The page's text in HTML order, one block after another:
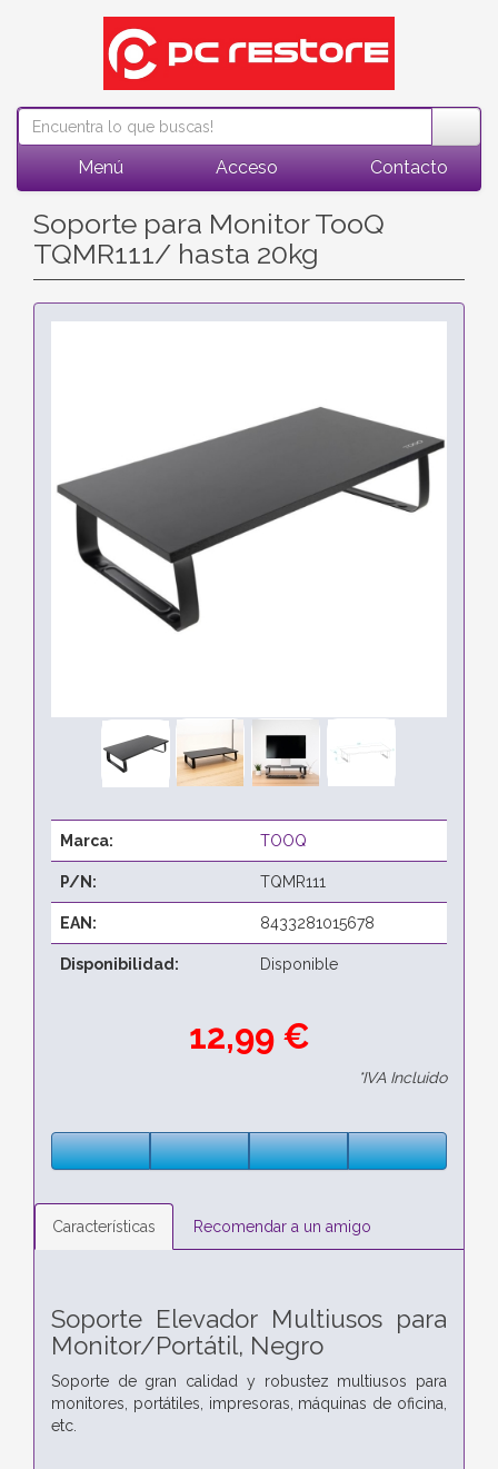
Menú Acceso Contacto
Soporte para Monitor TooQ
TQMR111/ hasta 20kg
Marca: TOOQ
P/N: TQMR111
EAN: 8433281015678
Disponibilidad: Disponible
12,99 €
*IVA Incluido
Características Recomendar a un amigo
Soporte Elevador Multiusos para
Monitor/Portátil, Negro
Soporte de gran calidad y robustez multiusos para
monitores, portátiles, impresoras, máquinas de oficina,
etc.